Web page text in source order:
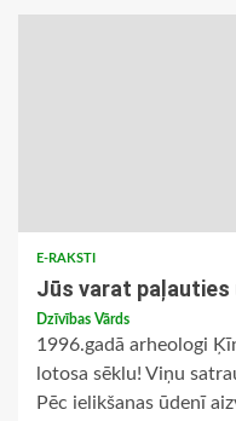
E-RAKSTI
Jūs varat paļauties
Dzīvības Vārds
1996.gadā arheologi
lotosa sēklu! Viņu
Pēc ielikšanas ūdenī